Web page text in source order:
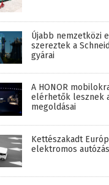
Újabb nemzetközi
szereztek a
gyárai
A HONOR
elérhetők lesznek
megoldásai
Kettészakadt
elektromos